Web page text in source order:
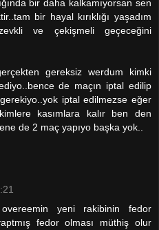
bir daha kalkamıyorsan sen
bir hayal kırıklığı yaşadım
ve çekişmeli geçeceğini
gereksiz werdum kimki
de maçın iptal edilip
iptal edilmezse eğer
kasımlara kalır ben den
de 2 maç yapıyo başka yok..
yeni rakibinin fedor
fedor olması müthiş olur